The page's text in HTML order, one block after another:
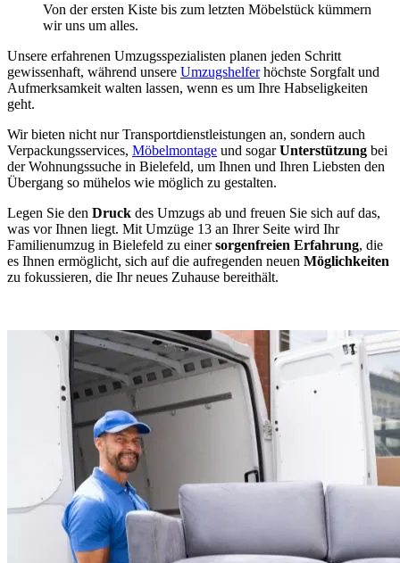
Von der ersten Kiste bis zum letzten Möbelstück kümmern
wir uns um alles.
Unsere erfahrenen Umzugsspezialisten planen jeden Schritt
gewissenhaft, während unsere Umzugshelferhöchste Sorgfalt und
Aufmerksamkeit walten lassen, wenn es um Ihre Habseligkeiten
geht.
Wir bieten nicht nur Transportdienstleistungen an, sondern auch
Verpackungsservices, Möbelmontage und sogarUnterstützung bei
der Wohnungssuche in Bielefeld, um Ihnen und Ihren Liebsten den
Übergang so mühelos wie möglich zu gestalten.
Legen Sie den Druck des Umzugs ab und freuen Sie sich auf das,
was vor Ihnen liegt. Mit Umzüge 13 an Ihrer Seite wird Ihr
Familienumzug in Bielefeld zu einersorgenfreien Erfahrung, die
es Ihnen ermöglicht, sich auf die aufregenden neuen Möglichkeiten
zu fokussieren, die Ihr neues Zuhause bereithält.